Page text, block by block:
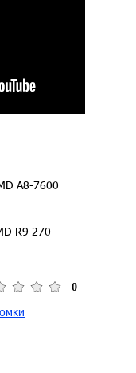
A8-7600
R9 270
0